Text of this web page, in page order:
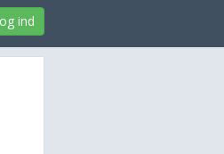
ind